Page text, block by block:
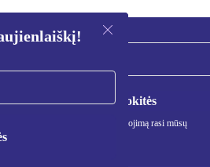
Registruokitės
apie asmens duomenų naudojimą rasi mūsų
politikoje